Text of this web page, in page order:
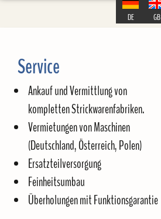
DE GB
Service
Ankauf und Vermittlung von
kompletten Strickwarenfabriken.
Vermietungen von Maschinen
(Deutschland, Österreich, Polen)
Ersatzteilversorgung
Feinheitsumbau
Überholungen mit Funktionsgarantie